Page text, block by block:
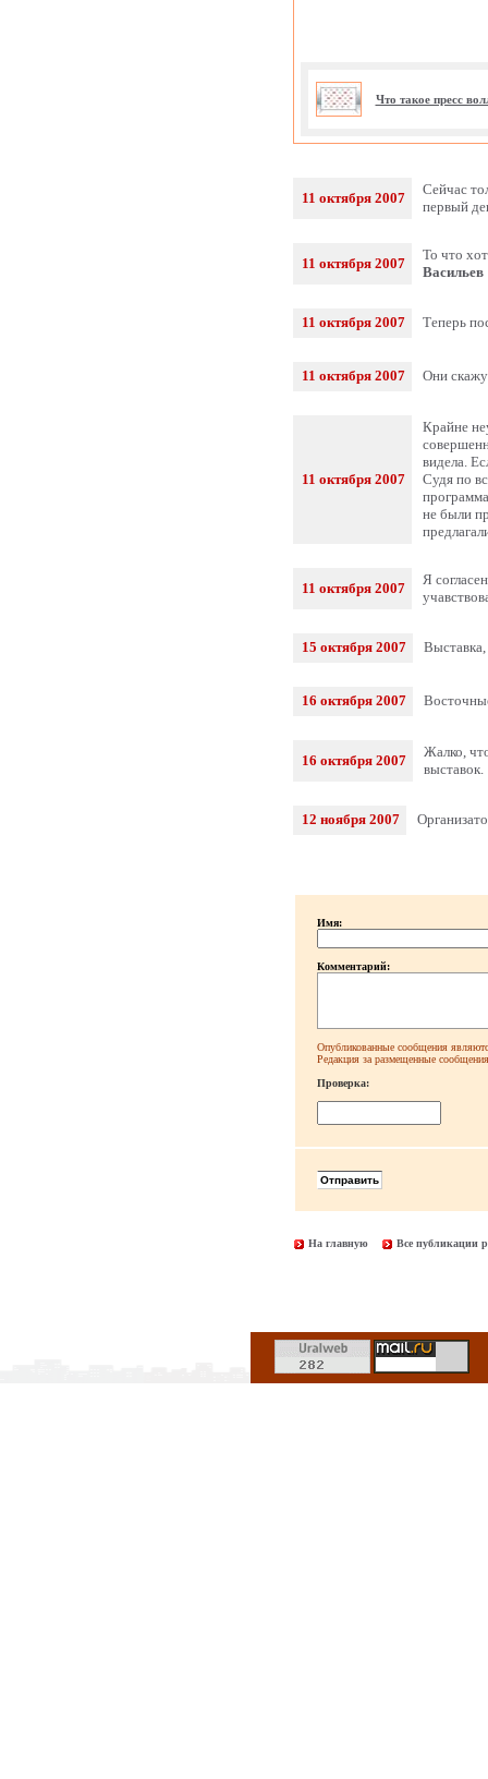
Что такое пресс
11 октября 2007
Сейчас
первый
11 октября 2007
То что
Васильев
11 октября 2007 Теперь
11 октября 2007 Они
11 октября 2007
Крайне
видела.
Судя по
не были
11 октября 2007
Я
15 октября 2007
16 октября 2007
16 октября 2007
Жалко,
12 ноября 2007
Имя:
Комментарий:
Опубликованные сообщения
Редакция за размещенные сообщения
Проверка:
На главную Все публикации